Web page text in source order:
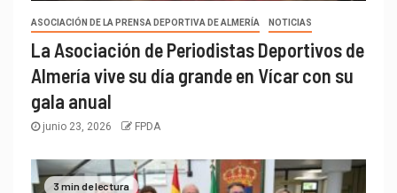
ASOCIACIÓN DE LA PRENSA DEPORTIVA DE ALMERÍA NOTICIAS
La Asociación de Periodistas Deportivos de
Almería vive su día grande en Vícar con su
gala anual
junio 23, 2026 FPDA
3 min de lectura